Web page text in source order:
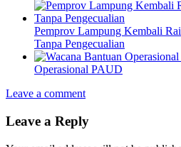
Pemprov Lampung Kembali
Tanpa Pengecualian
Operasional PAUD
Leave a comment
Leave a Reply